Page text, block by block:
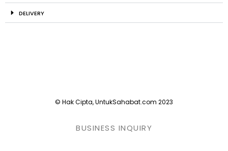
DELIVERY
© Hak Cipta, UntukSahabat.com 2023
BUSINESS INQUIRY